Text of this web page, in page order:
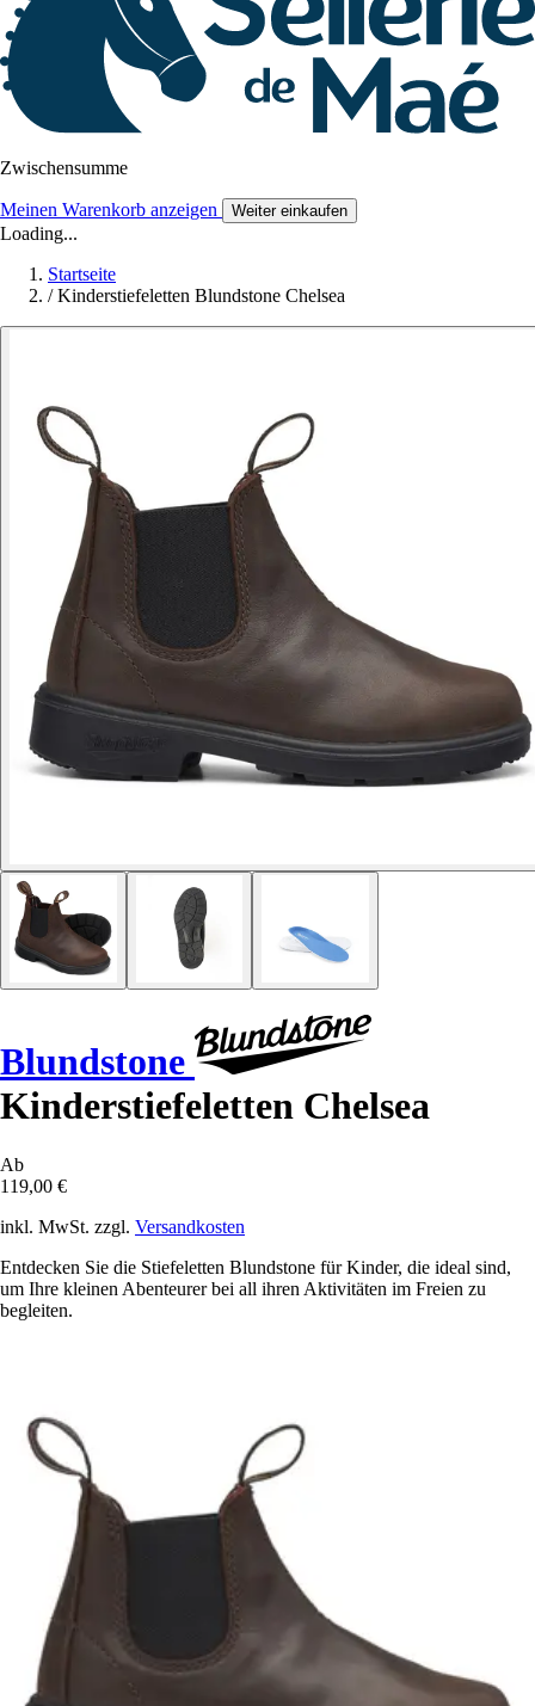
Zwischensumme
Meinen Warenkorb anzeigen Weiter einkaufen
Loading...
Startseite
/ Kinderstiefeletten Blundstone Chelsea
Blundstone
Kinderstiefeletten Chelsea
Ab
119,00 €
inkl. MwSt. zzgl. Versandkosten
Entdecken Sie die Stiefeletten Blundstone für Kinder, die ideal sind,
um Ihre kleinen Abenteurer bei all ihren Aktivitäten im Freien zu
begleiten.